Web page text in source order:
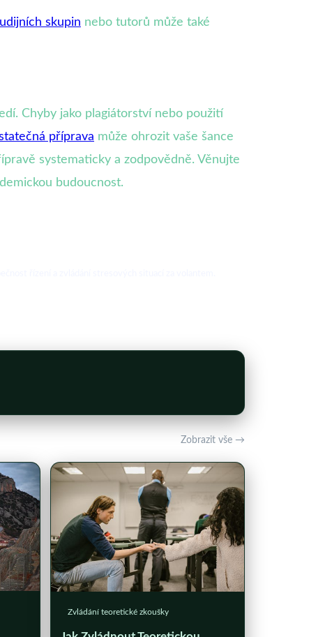
skupin nebo tutorů může také
Chyby jako plagiátorství nebo použití
příprava může ohrozit vaše šance
systematicky a zodpovědně. Věnujte
budoucnost.
Zobrazit vše →
Zvládání teoretické zkoušky